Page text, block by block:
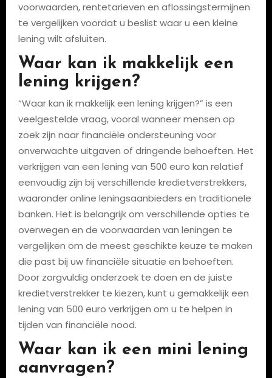
voorwaarden, rentetarieven en aflossingstermijnen
te vergelijken voordat u beslist waar u een kleine
lening wilt afsluiten.
Waar kan ik makkelijk een
lening krijgen?
“Waar kan ik makkelijk een lening krijgen?” is een
veelgestelde vraag, vooral wanneer mensen op
zoek zijn naar financiële ondersteuning voor
onverwachte uitgaven of dringende behoeften. Het
verkrijgen van een lening van 500 euro kan relatief
eenvoudig zijn bij verschillende kredietverstrekkers,
waaronder online leningsaanbieders en traditionele
banken. Het is belangrijk om verschillende opties te
overwegen en de voorwaarden van leningen te
vergelijken om de meest geschikte keuze te maken
die past bij uw financiële situatie en behoeften.
Door zorgvuldig onderzoek te doen en de juiste
kredietverstrekker te kiezen, kunt u gemakkelijk een
lening van 500 euro verkrijgen om u te helpen in
tijden van financiële nood.
Waar kan ik een mini lening
aanvragen?